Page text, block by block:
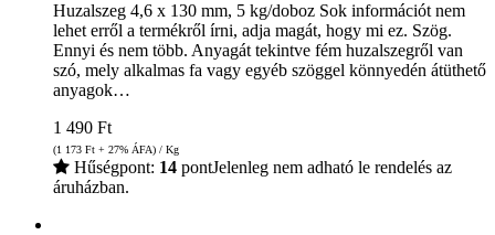
Huzalszeg 4,6 x 130 mm, 5 kg/doboz Sok információt nem
lehet erről a termékről írni, adja magát, hogy mi ez. Szög.
Ennyi és nem több. Anyagát tekintve fém huzalszegről van
szó, mely alkalmas fa vagy egyéb szöggel könnyedén átüthető
anyagok…
1 490 Ft
(1 173 Ft + 27% ÁFA) / Kg
Hűségpont: 14 pontJelenleg nem adható le rendelés az
áruházban.